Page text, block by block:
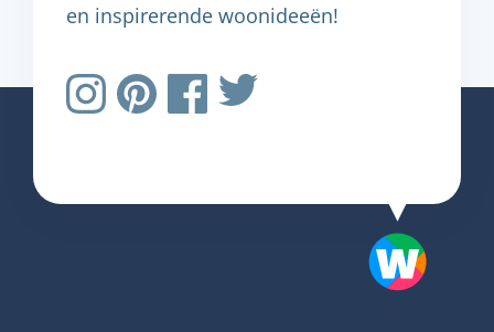
en inspirerende woonideeën!